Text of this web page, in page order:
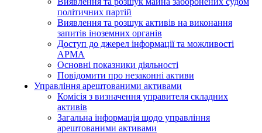
політичних партій
Виявлення та розшук активів на виконання
запитів іноземних органів
Доступ до джерел інформації та можливості
АРМА
Основні показники діяльності
Повідомити про незаконні активи
Управління арештованими активами
Комісія з визначення управителя складних
активів
Загальна інформація щодо управління
арештованими активами